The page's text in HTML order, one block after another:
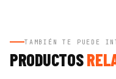
TAMBIÉN TE PUEDE
PRODUCTOS